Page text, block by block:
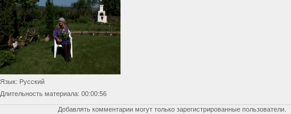
Язык: Русский
Длительность материала: 00:00:56
Добавлять комментарии могут только зарегистрированные пользователи.